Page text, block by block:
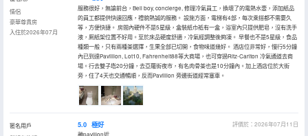
情侶
豪華尊貴房
入住於2026年07月
服務很好，無論前台，Bell boy, concierge, 修理冷氣員工，換壞了的電熱水壼，添加紙品
的員工都提供快速回應，禮貌熱誠的服務。 設施方面，電梯有4部，每次乘搭都不需要久
等，方便快捷。 房間內硬件不是5星級，盒裝紙巾祗有一盒，浴室內只提供肥皂，沒有洗手
液，厠紙架位置不好用。至於床品硬度舒適，冷氣經調整後夠凍。 早餐也不是5星級，食品
種類一般，只有兩種茶選擇，生果全部已切開，食物味道幾好。 酒店位非常好，慢行5分鐘
內已到達Pavillion, Lot10, Fahrenheit88等大商場，也可穿過Ritz-Carlton 冷氣通道去商
場。行去雙子塔20分鐘，去亞羅街夜市，有名肉骨茶也是10分鐘內。加上酒店位於大街
旁，住了4天也交通暢順，反而Pavillion 旁邊街道經常塞車。
匿名用戶
5.0 極好
評價於：2026年07月11日
離pavilion近